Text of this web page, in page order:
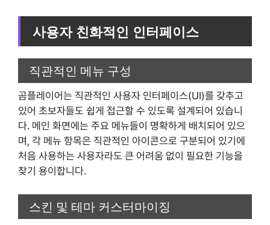
사용자 친화적인 인터페이스
직관적인 메뉴 구성
곰플레이어는 직관적인 사용자 인터페이스(UI)를 갖추고
있어 초보자들도 쉽게 접근할 수 있도록 설계되어 있습니
다. 메인 화면에는 주요 메뉴들이 명확하게 배치되어 있으
며, 각 메뉴 항목은 직관적인 아이콘으로 구분되어 있기에
처음 사용하는 사용자라도 큰 어려움 없이 필요한 기능을
찾기 용이합니다.
스킨 및 테마 커스터마이징